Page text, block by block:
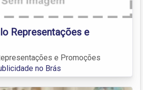
Representações e
e Promoções
no Brás